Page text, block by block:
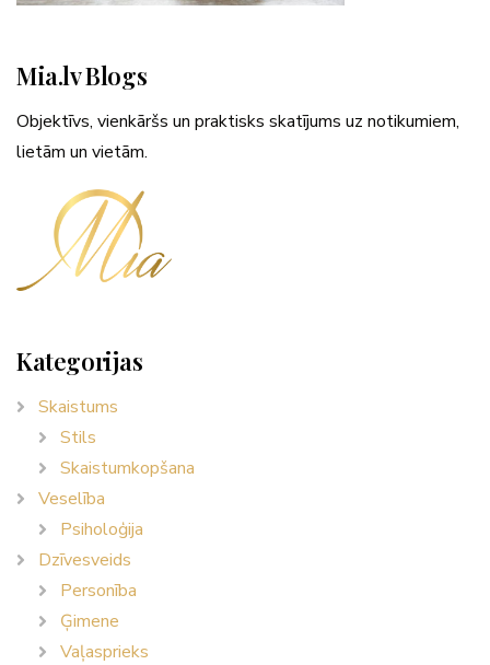
Mia.lv Blogs
Objektīvs, vienkāršs un praktisks skatījums uz notikumiem,
lietām un vietām.
Kategorijas
Skaistums
Stils
Skaistumkopšana
Veselība
Psiholoģija
Dzīvesveids
Personība
Ģimene
Vaļasprieks